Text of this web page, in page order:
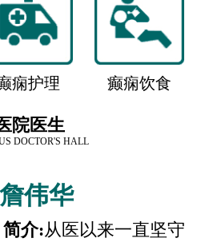
痫护理 癫痫饮食
院医生
DOCTOR'S HALL
詹伟华
简介:从医以来一直坚守